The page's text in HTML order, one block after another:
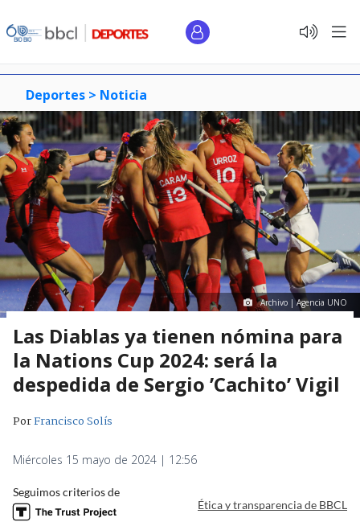
Deportes > Noticia
Archivo | Agencia UNO
Las Diablas ya tienen nómina para
la Nations Cup 2024: será la
despedida de Sergio ’Cachito’ Vigil
PorFrancisco Solís
Miércoles 15 mayo de 2024 | 12:56
Seguimos criterios de
Ética y transparencia de BBCL